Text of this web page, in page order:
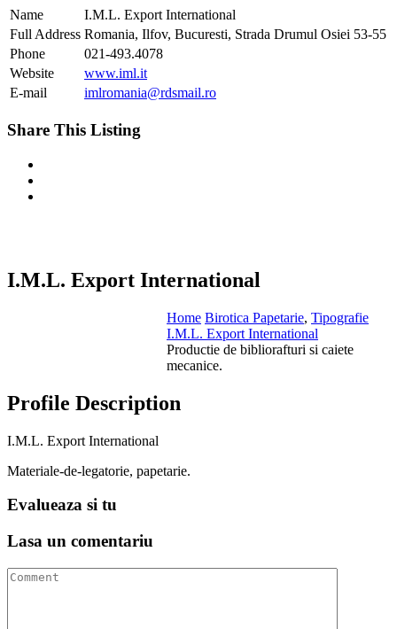
Name
I.M.L. Export International
Full Address Romania, Ilfov, Bucuresti, Strada Drumul Osiei 53-55
Phone
021-493.4078
Website
www.iml.it
E-mail
imlromania@rdsmail.ro
Share This Listing
I.M.L. Export International
Home Birotica Papetarie, Tipografie
I.M.L. Export International
Productie de bibliorafturi si caiete
mecanice.
Profile Description
I.M.L. Export International
Materiale-de-legatorie, papetarie.
Evalueaza si tu
Lasa un comentariu